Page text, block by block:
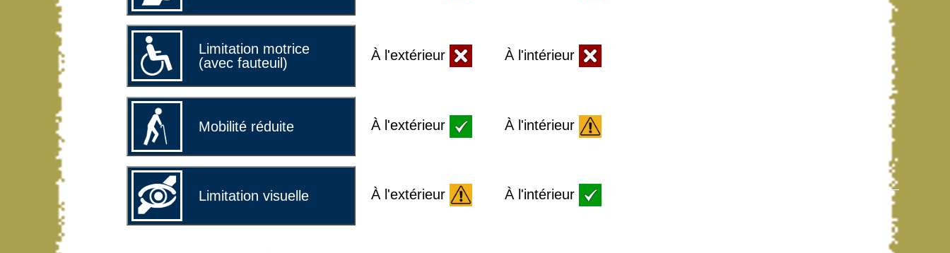
Limitation motrice
(avec fauteuil)
À l'extérieur À l'intérieur
Mobilité réduite À l'extérieur À l'intérieur
Limitation visuelle À l'extérieur À l'intérieur